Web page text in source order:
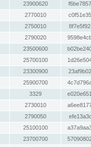
23900620
2770010
2750010
2790020
23500600
25700100
23300900
25900700
3329
2730010
2790050
25100100
23700700